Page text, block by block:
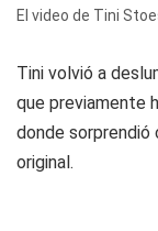
El video de Tini
Tini volvió a
que previamente
donde sorprendió
original.